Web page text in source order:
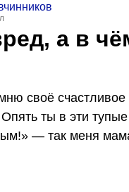
а в
своё
Опять ты в эти
— так меня